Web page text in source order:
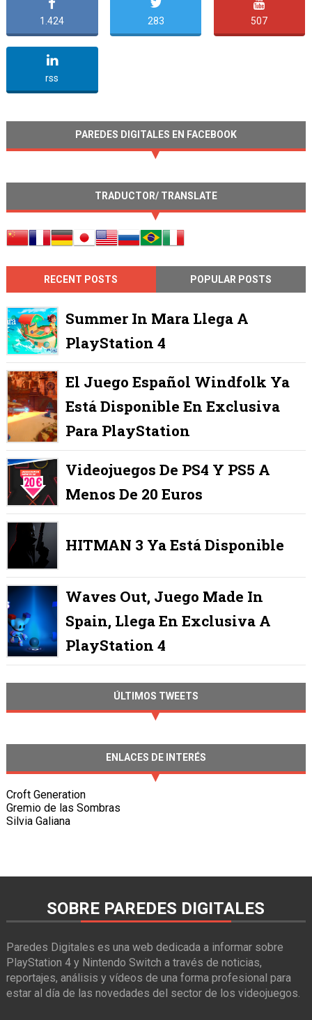
1.424 283 507
rss
PAREDES DIGITALES EN FACEBOOK
TRADUCTOR/ TRANSLATE
RECENT POSTS POPULAR POSTS
Summer In Mara Llega A
PlayStation 4
El Juego Español Windfolk Ya
Está Disponible En Exclusiva
Para PlayStation
Videojuegos De PS4 Y PS5 A
Menos De 20 Euros
HITMAN 3 Ya Está Disponible
Waves Out, Juego Made In
Spain, Llega En Exclusiva A
PlayStation 4
ÚLTIMOS TWEETS
ENLACES DE INTERÉS
Croft Generation
Gremio de las Sombras
Silvia Galiana
SOBRE PAREDES DIGITALES
Paredes Digitales es una web dedicada a informar sobre
PlayStation 4 y Nintendo Switch a través de noticias,
reportajes, análisis y vídeos de una forma profesional para
estar al día de las novedades del sector de los videojuegos.